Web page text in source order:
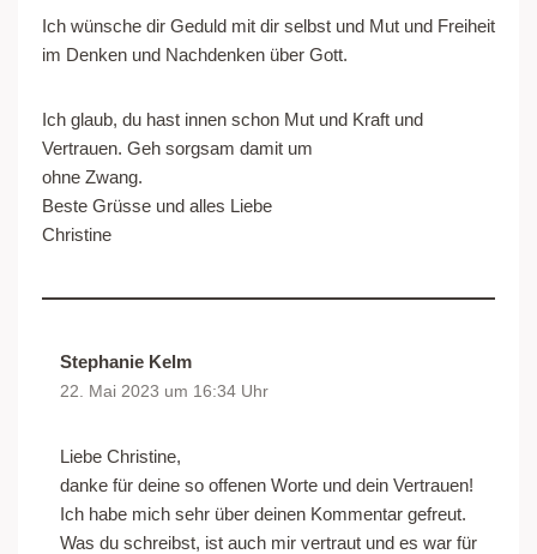
Ich wünsche dir Geduld mit dir selbst und Mut und Freiheit
im Denken und Nachdenken über Gott.
Ich glaub, du hast innen schon Mut und Kraft und
Vertrauen. Geh sorgsam damit um
ohne Zwang.
Beste Grüsse und alles Liebe
Christine
Stephanie Kelm
22. Mai 2023 um 16:34 Uhr
Liebe Christine,
danke für deine so offenen Worte und dein Vertrauen!
Ich habe mich sehr über deinen Kommentar gefreut.
Was du schreibst, ist auch mir vertraut und es war für